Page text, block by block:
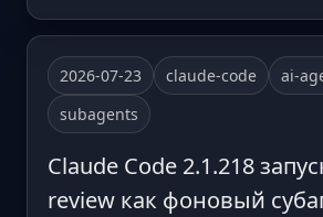
2026-07-23 claude-code
ai-
subagents
Claude Code 2.1.218
review как фоновый